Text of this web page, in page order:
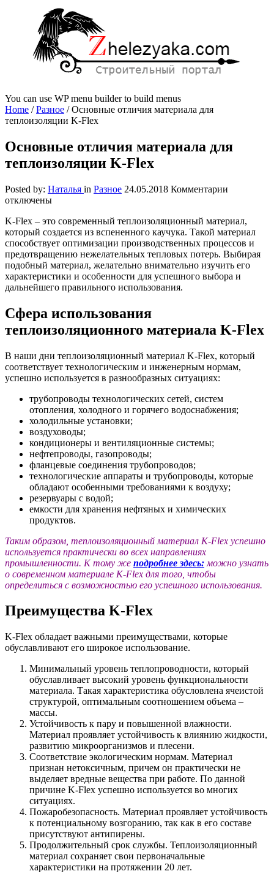
You can use WP menu builder to build menus
Home /Разное /Основные отличия материала для
теплоизоляции K-Flex
Основные отличия материала для
теплоизоляции K-Flex
Posted by: Наталья in Разное 24.05.2018 Комментарии
отличия
материала
для
K-
Flex
отключены
K-Flex – это современный теплоизоляционный материал,
который создается из вспененного каучука. Такой материал
способствует оптимизации производственных процессов и
предотвращению нежелательных тепловых потерь. Выбирая
подобный материал, желательно внимательно изучить его
характеристики и особенности для успешного выбора и
дальнейшего правильного использования.
Сфера использования
теплоизоляционного материала K-Flex
В наши дни теплоизоляционный материал K-Flex, который
соответствует технологическим и инженерным нормам,
успешно используется в разнообразных ситуациях:
трубопроводы технологических сетей, систем
отопления, холодного и горячего водоснабжения;
холодильные установки;
воздуховоды;
кондиционеры и вентиляционные системы;
нефтепроводы, газопроводы;
фланцевые соединения трубопроводов;
технологические аппараты и трубопроводы, которые
обладают особенными требованиями к воздуху;
резервуары с водой;
емкости для хранения нефтяных и химических
продуктов.
Таким образом, теплоизоляционный материал K-Flex успешно
используется практически во всех направлениях
промышленности. К тому же подробнее здесь: можно узнать
о современном материале K-Flex для того, чтобы
определиться с возможностью его успешного использования.
Преимущества K-Flex
K-Flex обладает важными преимуществами, которые
обуславливают его широкое использование.
Минимальный уровень теплопроводности, который
обуславливает высокий уровень функциональности
материала. Такая характеристика обусловлена ячеистой
структурой, оптимальным соотношением объема –
массы.
Устойчивость к пару и повышенной влажности.
Материал проявляет устойчивость к влиянию жидкости,
развитию микроорганизмов и плесени.
Соответствие экологическим нормам. Материал
признан нетоксичным, причем он практически не
выделяет вредные вещества при работе. По данной
причине K-Flex успешно используется во многих
ситуациях.
Пожаробезопасность. Материал проявляет устойчивость
к потенциальному возгоранию, так как в его составе
присутствуют антипирены.
Продолжительный срок службы. Теплоизоляционный
материал сохраняет свои первоначальные
характеристики на протяжении 20 лет.